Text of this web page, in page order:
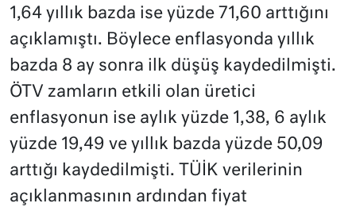
1,64 yıllık bazda ise yüzde 71,60 arttığını
açıklamıştı. Böylece enflasyonda yıllık
bazda 8 ay sonra ilk düşüş kaydedilmişti.
ÖTV zamların etkili olan üretici
enflasyonun ise aylık yüzde 1,38, 6 aylık
yüzde 19,49 ve yıllık bazda yüzde 50,09
arttığı kaydedilmişti. TÜİK verilerinin
açıklanmasının ardından fiyat